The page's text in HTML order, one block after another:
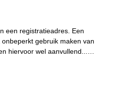
een registratieadres. Een
gebruik maken van
hiervoor wel aanvullend